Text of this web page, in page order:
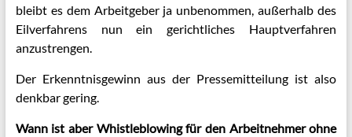
bleibt es dem Arbeitgeber ja unbenommen, außerhalb des
Eilverfahrens nun ein gerichtliches Hauptverfahren
anzustrengen.
Der Erkenntnisgewinn aus der Pressemitteilung ist also
denkbar gering.
Wann ist aber Whistleblowing für den Arbeitnehmer ohne